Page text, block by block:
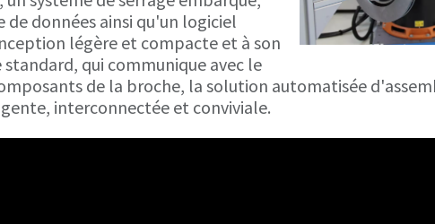
données ainsi qu'un logiciel
légère et compacte et à son
qui communique avec le
de la broche, la solution automatisée
interconnectée et conviviale.